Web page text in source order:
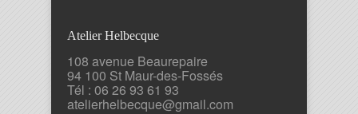
Atelier Helbecque
108 avenue Beaurepaire
94 100 St Maur-des-Fossés
Tél : 06 26 93 61 93
atelierhelbecque@gmail.com